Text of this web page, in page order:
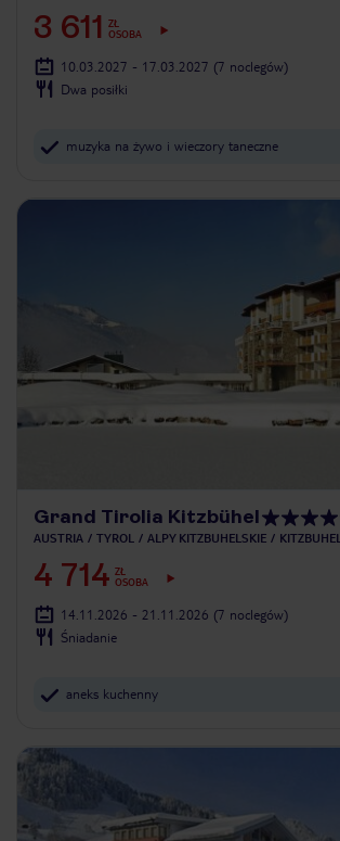
3 611
ZŁ
OSOBA
10.03.2027 - 17.03.2027 (7 noclegów)
Dwa posiłki
muzyka na żywo i wieczory taneczne
Grand Tirolia Kitzbühel
AUSTRIA TYROL ALPY KITZBUHELSKIE KITZBUHEL
4 714 ZŁ
OSOBA
14.11.2026 - 21.11.2026 (7 noclegów)
Śniadanie
aneks kuchenny